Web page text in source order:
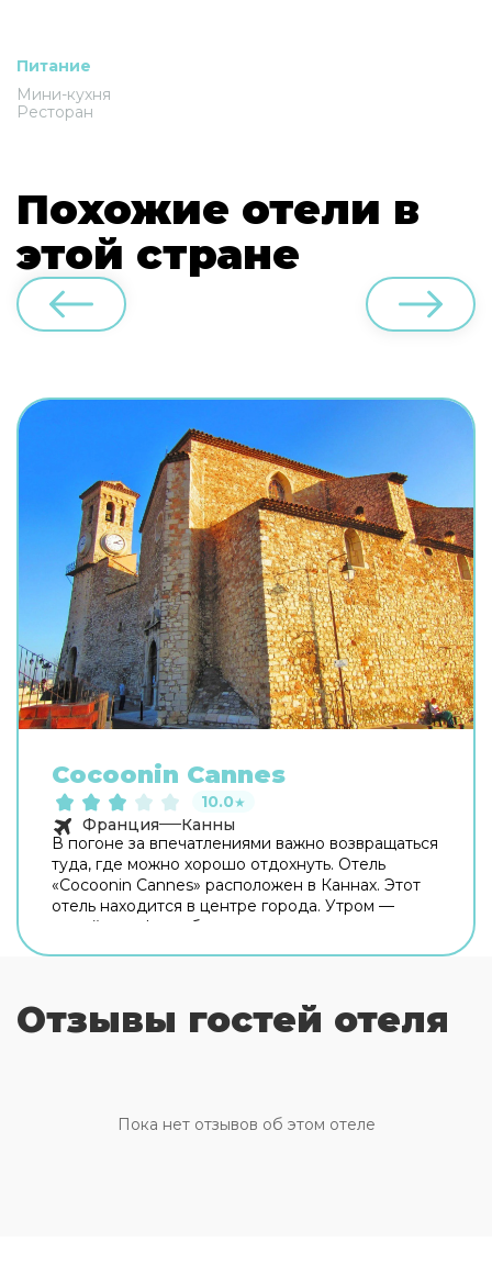
Питание
Мини-кухня
Ресторан
Похожие отели в
этой стране
Cocoonin Cannes
10.0★
Франция
Канны
В погоне за впечатлениями важно возвращаться
туда, где можно хорошо отдохнуть. Отель
«Cocoonin Cannes» расположен в Каннах. Этот
отель находится в центре города. Утром —
выпейте кофе, наблюдая из окна за жизнью
Provencal. На территории работает бесплатный
Wi-Fi. Уточняйте информацию сразу при заезде.
английском, итальянском и французском.
Отзывы гостей отеля
Пока нет отзывов об этом отеле